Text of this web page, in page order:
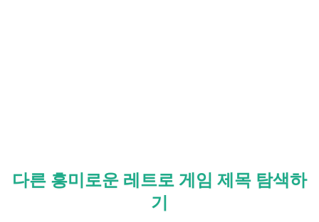
다른 흥미로운 레트로 게임 제목 탐색하
기